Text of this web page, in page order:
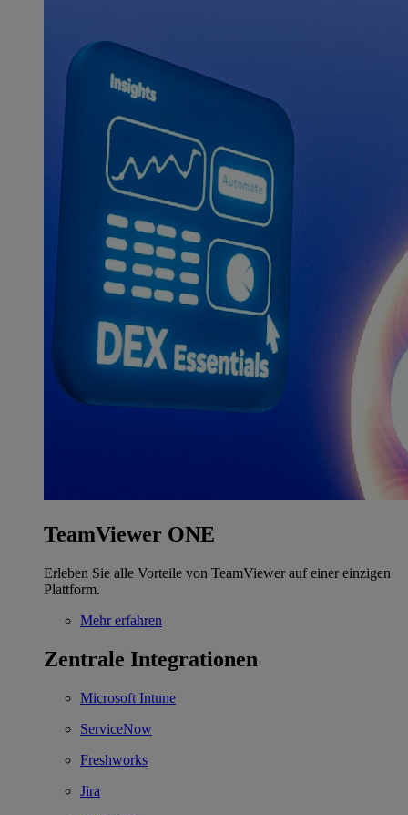
TeamViewer ONE
Erleben Sie alle Vorteile von TeamViewer auf einer einzigen
Plattform.
Mehr erfahren
Zentrale Integrationen
Microsoft Intune
ServiceNow
Freshworks
Jira